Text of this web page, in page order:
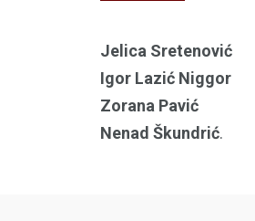
Jelica Sretenović
Igor Lazić Niggor
Zorana Pavić
Nenad Škundrić.